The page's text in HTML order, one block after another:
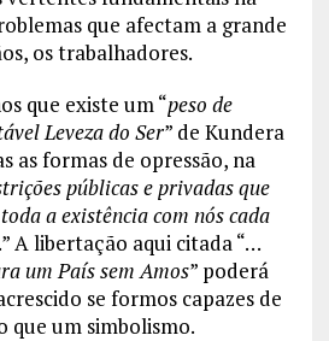
que afectam a grande
os trabalhadores.
que existe um “peso de
Leveza do Ser” de Kundera
as formas de opressão, na
públicas e privadas que
a existência com nós cada
A libertação aqui citada “…
um País sem Amos” poderá
se formos capazes de
que um simbolismo.